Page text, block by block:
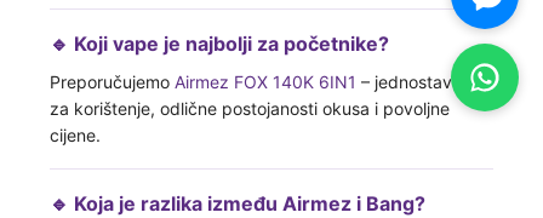
🔹 Koji vape je najbolji za početnike?
Preporučujemo Airmez FOX 140K 6IN1 – jednostavan
za korištenje, odlične postojanosti okusa i povoljne
cijene.
🔹 Koja je razlika između Airmez i Bang?